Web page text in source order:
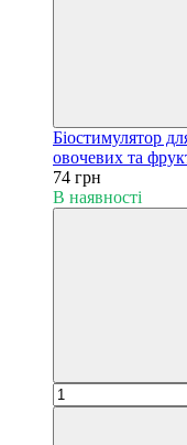
Біостимулятор
овочевих та
74 грн
В наявності